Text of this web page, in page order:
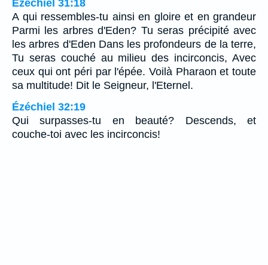
Ézéchiel 31:18
A qui ressembles-tu ainsi en gloire et en grandeur
Parmi les arbres d'Eden? Tu seras précipité avec
les arbres d'Eden Dans les profondeurs de la terre,
Tu seras couché au milieu des incirconcis, Avec
ceux qui ont péri par l'épée. Voilà Pharaon et toute
sa multitude! Dit le Seigneur, l'Eternel.
Ézéchiel 32:19
Qui surpasses-tu en beauté? Descends, et
couche-toi avec les incirconcis!